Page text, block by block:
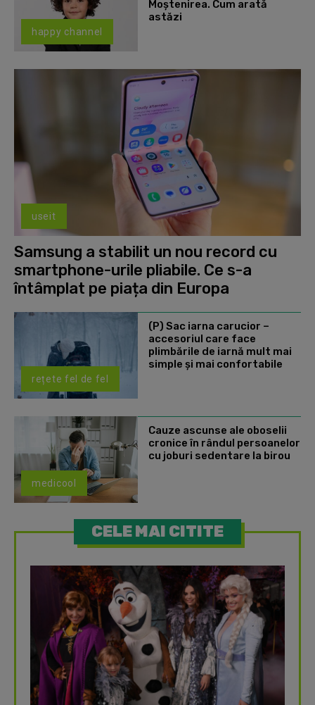
happy channel
Moștenirea. Cum arată
astăzi
useit
Samsung a stabilit un nou record cu
smartphone-urile pliabile. Ce s-a
întâmplat pe piața din Europa
rețete fel de fel
(P) Sac iarna carucior –
accesoriul care face
plimbările de iarnă mult mai
simple și mai confortabile
medicool
Cauze ascunse ale oboselii
cronice în rândul persoanelor
cu joburi sedentare la birou
CELE MAI CITITE